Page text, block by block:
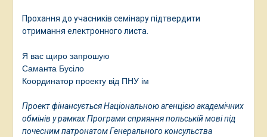
Прохання до учасників семінару підтвердити
отримання електронного листа.
Я вас щиро запрошую
Саманта Бусіло
Координатор проекту від ПНУ ім
Проект фінансується Національною агенцією академічних
обмінів у рамках Програми сприяння польській мові під
почесним патронатом Генерального консульства